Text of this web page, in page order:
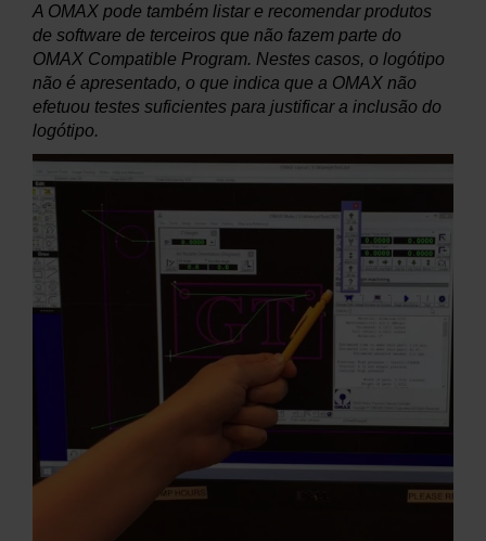
A OMAX pode também listar e recomendar produtos
de software de terceiros que não fazem parte do
OMAX Compatible Program. Nestes casos, o logótipo
não é apresentado, o que indica que a OMAX não
efetuou testes suficientes para justificar a inclusão do
logótipo.